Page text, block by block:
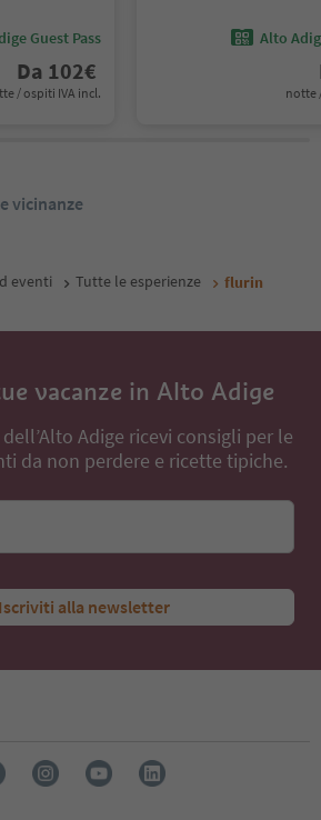
Guest Pass
Da 102€
/ ospiti IVA incl.
Alto
notte
vicinanze
eventi Tutte le esperienze flurin
vacanze in Alto Adige
Adige ricevi consigli per le
da non perdere e ricette tipiche.
Iscriviti alla newsletter